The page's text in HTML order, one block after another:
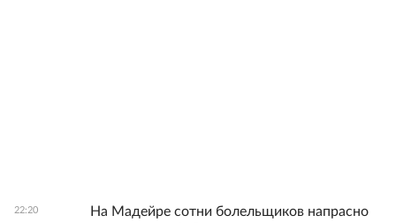
22:20
На Мадейре сотни болельщиков напрасно